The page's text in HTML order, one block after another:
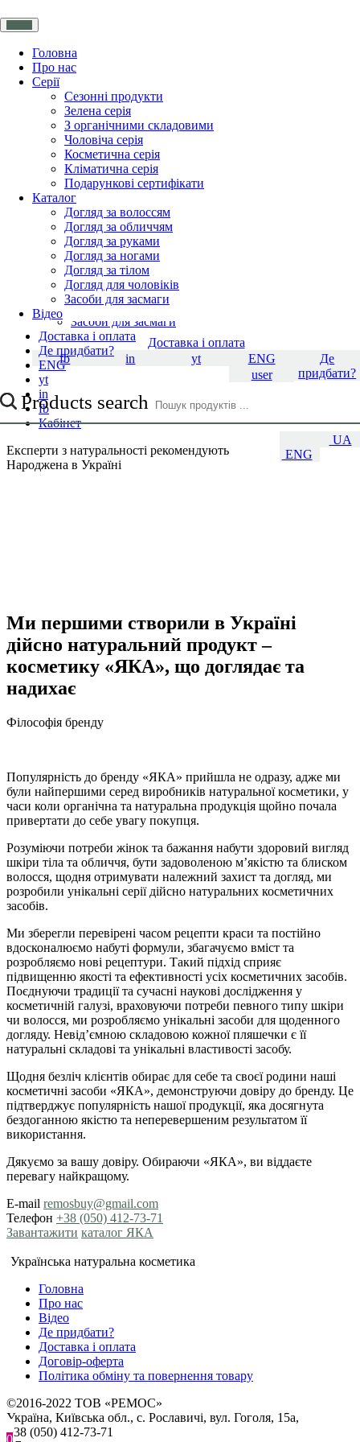
Головна
Про нас
Серії
Сезонні продукти
Зелена серія
З органічними складовими
Чоловіча серія
Косметична серія
Кліматична серія
Подарункові сертифікати
Каталог
Догляд за волоссям
Догляд за обличчям
Догляд за руками
Догляд за ногами
Догляд за тілом
Догляд для чоловіків
Засоби для засмаги
Відео
Доставка і оплата
Де
придбати?
ENG
UA
ENG
yt
in
fb
user
Products search
Головна
Про нас
Серії
Сезонні продукти
Зелена серія
З органічними складовими
Чоловіча серія
Косметична серія
Подарункові сертифікати
Каталог
Догляд за волоссям
Догляд за обличчям
Догляд за руками
Догляд за ногами
Догляд за тілом
Догляд для чоловіків
Засоби для засмаги
Доставка і оплата
Де придбати?
ENG
yt
in
fb
Кабінет
Експерти з натуральності рекомендують
Народжена в Україні
Ми першими створили в Україні
дійсно натуральний продукт –
косметику «ЯКА», що доглядає та
надихає
Філософія бренду
Популярність до бренду «ЯКА» прийшла не одразу, адже ми
були найпершими серед виробників натуральної косметики, у
часи коли органічна та натуральна продукція щойно почала
привертати до себе увагу покупця.
Розуміючи потреби жінок та бажання набути здоровий вигляд
шкіри тіла та обличчя, бути задоволеною м’якістю та блиском
волосся, щодня отримувати належний захист та догляд, ми
розробили унікальні серії дійсно натуральних косметичних
засобів.
Ми зберегли перевірені часом рецепти краси та постійно
вдосконалюємо набуті формули, збагачуємо вміст та
розробляємо нові рецептури. Такий підхід сприяє
підвищенню якості та ефективності усіх косметичних засобів.
Поєднуючи традиції та сучасні наукові дослідження у
косметичній галузі, враховуючи потреби певного типу шкіри
чи волосся, ми розробляємо унікальні засоби для щоденного
догляду. Невід’ємною складовою кожної пляшечки є її
натуральні складові та унікальні властивості засобу.
Щодня безліч клієнтів обирає для себе та своєї родини наші
косметичні засоби «ЯКА», демонструючи довіру до бренду. Це
підтверджує популярність нашої продукції, яка досягнута
бездоганною якістю та неперевершеним результатом її
використання.
Дякуємо за вашу довіру. Обираючи «ЯКА», ви віддаєте
перевагу найкращому.
E-mail remosbuy@gmail.com
Телефон +38 (050) 412-73-71
Завантажити каталог ЯКА
Українська натуральна косметика
Головна
Про нас
Відео
Де придбати?
Доставка і оплата
Договір-оферта
Політика обміну та повернення товару
©2016-2022 ТОВ «РЕМОС»
Україна, Київська обл., с. Рославичі, вул. Гоголя, 15а,
+38 (050) 412-73-71
0